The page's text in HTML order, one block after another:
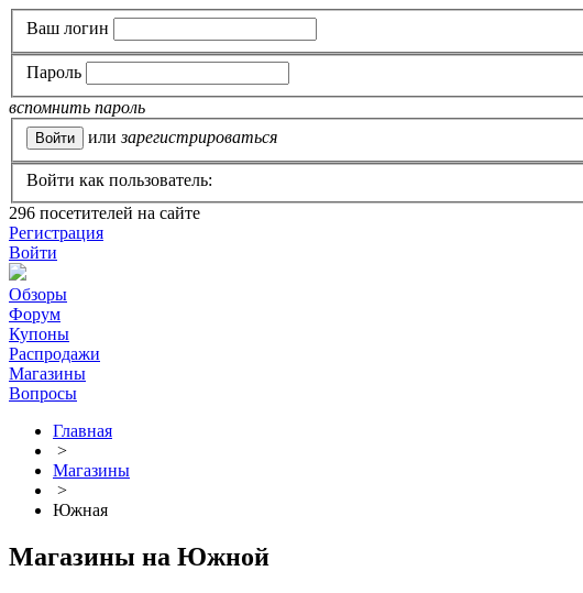
Ваш логин
Пароль
вспомнить пароль
или зарегистрироваться
Войти как пользователь:
296 посетителей на сайте
Регистрация
Войти
Обзоры
Форум
Купоны
Распродажи
Магазины
Вопросы
Главная
>
Магазины
>
Южная
Магазины на Южной